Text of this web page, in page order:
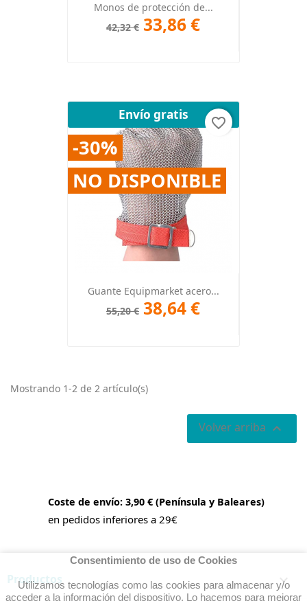
Monos de protección de...
42,32 € 33,86 €
Guante Equipmarket acero...
55,20 € 38,64 €
Envío gratis
-30%
NO DISPONIBLE
favorite_border
Mostrando 1-2 de 2 artículo(s)
Volver arriba 
Coste de envío: 3,90 € (Península y Baleares)
en pedidos inferiores a 29€
Productos 
Consentimiento de uso de Cookies
Utilizamos tecnologías como las cookies para almacenar y/o
acceder a la información del dispositivo. Lo hacemos para mejorar